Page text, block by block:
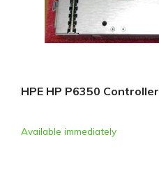
HPE HP P6350 Controller
Available immediately